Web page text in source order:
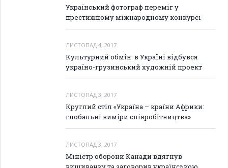
Український фотограф переміг у
престижному міжнародному конкурсі
ЛИСТОПАД 4, 2017
Культурний обмін: в Україні відбувся
україно-грузинський художній проект
ЛИСТОПАД 3, 2017
Круглий стіл «Україна – країни Африки:
глобальні виміри співробітництва»
ЛИСТОПАД 3, 2017
Міністр оборони Канади вдягнув